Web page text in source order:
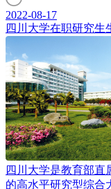
2022-08-17
四川大学在职研究生
四川大学是教育部直
的高水平研究型综合